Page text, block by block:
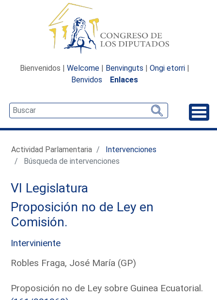
Bienvenidos | Welcome | Benvinguts | Ongi etorri |
Benvidos
Enlaces
Actividad Parlamentaria
Intervenciones
Búsqueda de intervenciones
VI Legislatura
Proposición no de Ley en
Comisión.
Interviniente
Robles Fraga, José María (GP)
Proposición no de Ley sobre Guinea Ecuatorial.